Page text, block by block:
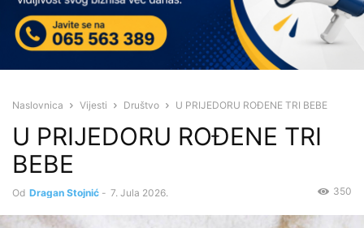
Naslovnica Vijesti Društvo U PRIJEDORU ROĐENE TRI BEBE
U PRIJEDORU ROĐENE TRI
BEBE
Od Dragan Stojnić - 7. Jula 2026. 350